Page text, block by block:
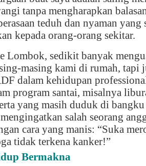
tanpa mengharapkan
teduh dan nyaman
kepada orang-orang sekitar.
Lombok, sedikit banyak
masing kami di rumah, tapi
dalam kehidupan
program santai, misalnya
yang masih duduk di
salah seorang
cara yang manis: “Suka
tidak terkena kanker!”
Bermakna